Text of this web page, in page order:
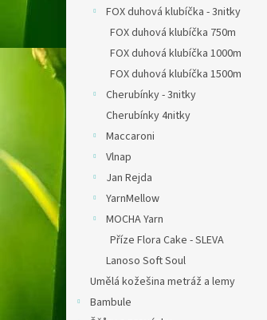
FOX duhová klubíčka - 3nitky
FOX duhová klubíčka 750m
FOX duhová klubíčka 1000m
FOX duhová klubíčka 1500m
Cherubínky - 3nitky
Cherubínky 4nitky
Maccaroni
Vlnap
Jan Rejda
YarnMellow
MOCHA Yarn
Příze Flora Cake - SLEVA
Lanoso Soft Soul
Umělá kožešina metráž a lemy
Bambule